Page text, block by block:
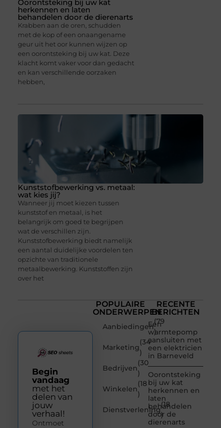
Oorontsteking bij uw kat
herkennen en laten
behandelen door de dierenarts
Krabben aan de oren, schudden
met de kop of een onaangename
geur uit het oor kunnen wijzen op
een oorontsteking bij uw kat. Deze
klacht komt vaker voor dan gedacht
en kan verschillende oorzaken
hebben,
Kunststofbewerking vs. metaal:
wat kies jij?
Wanneer jij moet kiezen tussen
kunststof en metaal, is het
belangrijk om goed te begrijpen
wat de verschillen zijn.
Kunststofbewerking biedt namelijk
een aantal duidelijke voordelen ten
opzichte van traditionele
metaalbewerking. Kunststoffen zijn
over het
POPULAIRE
ONDERWERPEN
Aanbiedingen
(79
)
Marketing
(34
)
Bedrijven
(30
)
Winkelen
(18
)
Dienstverlening
(18
)
RECENTE
BERICHTEN
Een
warmtepomp
aansluiten met
een elektricien
in Barneveld
Oorontsteking
bij uw kat
herkennen en
laten
behandelen
door de
dierenarts
Begin
vandaag
met het
delen van
jouw
verhaal!
Ontmoet